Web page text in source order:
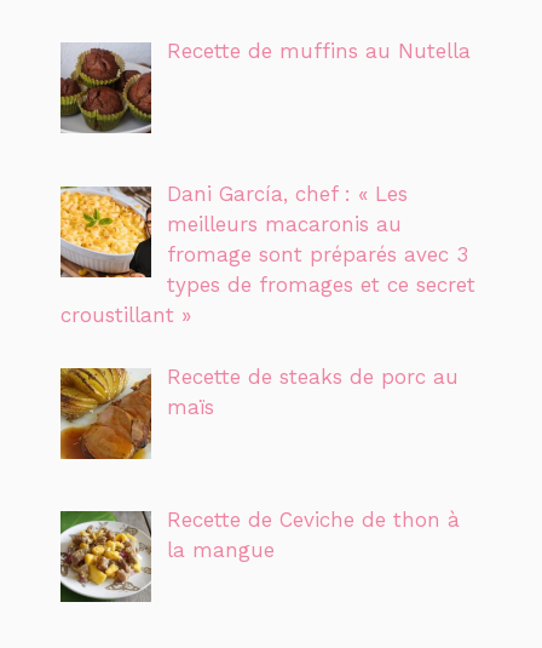
Recette de muffins au Nutella
Dani García, chef : « Les
meilleurs macaronis au
fromage sont préparés avec 3
types de fromages et ce secret
croustillant »
Recette de steaks de porc au
maïs
Recette de Ceviche de thon à
la mangue